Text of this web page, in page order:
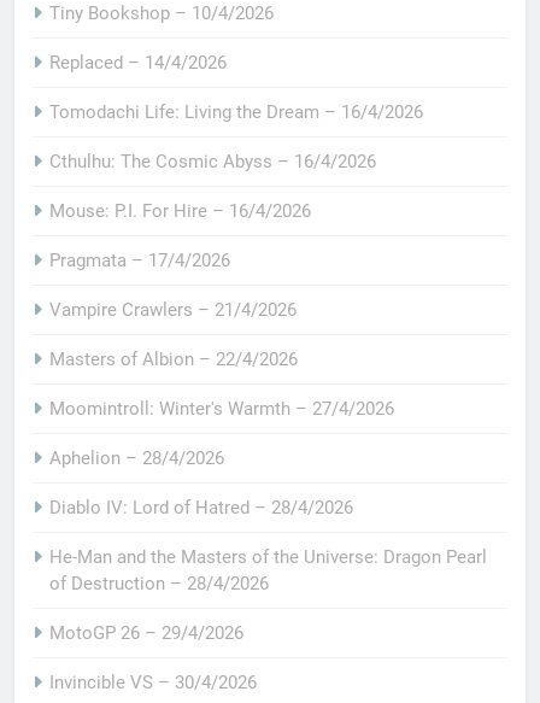
Tiny Bookshop – 10/4/2026
Replaced – 14/4/2026
Tomodachi Life: Living the Dream – 16/4/2026
Cthulhu: The Cosmic Abyss – 16/4/2026
Mouse: P.I. For Hire – 16/4/2026
Pragmata – 17/4/2026
Vampire Crawlers – 21/4/2026
Masters of Albion – 22/4/2026
Moomintroll: Winter's Warmth – 27/4/2026
Aphelion – 28/4/2026
Diablo IV: Lord of Hatred – 28/4/2026
He-Man and the Masters of the Universe: Dragon Pearl
of Destruction – 28/4/2026
MotoGP 26 – 29/4/2026
Invincible VS – 30/4/2026